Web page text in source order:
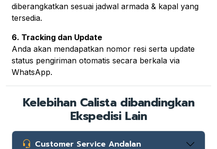
diberangkatkan sesuai jadwal armada & kapal yang
tersedia.
6. Tracking dan Update
Anda akan mendapatkan nomor resi serta update
status pengiriman otomatis secara berkala via
WhatsApp.
Kelebihan Calista dibandingkan
Ekspedisi Lain
Customer Service Andalan